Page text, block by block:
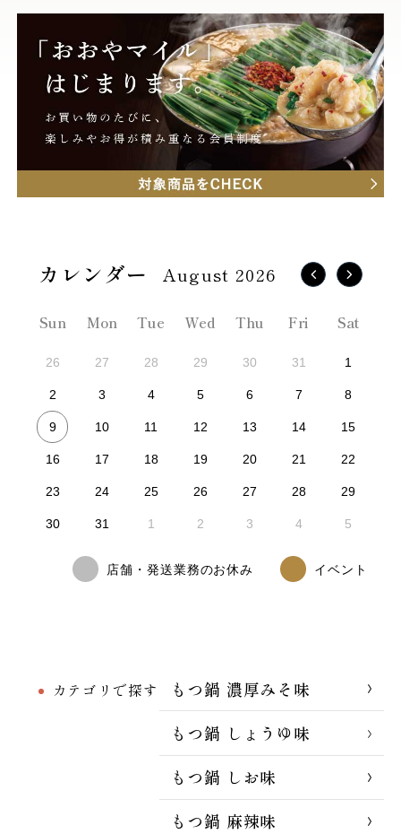
カテゴリで探す
もつ鍋 濃厚みそ味
もつ鍋 しょうゆ味
もつ鍋 しお味
もつ鍋 麻辣味
August 2026
Sun Mon Tue Wed Thu Fri Sat
26 27 28 29 30 31 1
2 3 4 5 6 7 8
9 10 11 12 13 14 15
16 17 18 19 20 21 22
23 24 25 26 27 28 29
30 31 1 2 3 4 5
店舗・発送業務のお休み イベント